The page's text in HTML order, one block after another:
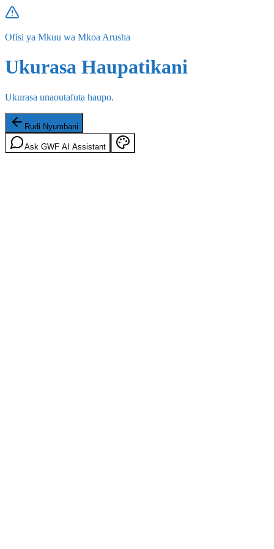
Ofisi ya Mkuu wa Mkoa Arusha
Ukurasa Haupatikani
Ukurasa unaoutafuta haupo.
Rudi Nyumbani
Ask GWF AI Assistant